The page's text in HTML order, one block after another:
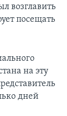
возглавить
посещать
на эту
дней